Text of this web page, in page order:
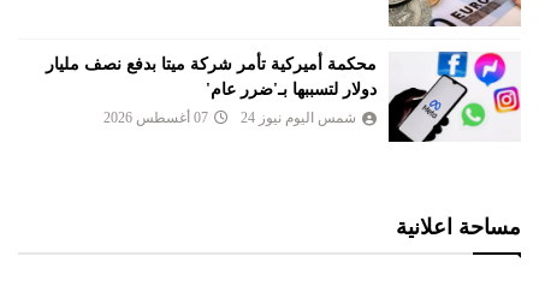
محكمة أميركية تأمر شركة ميتا بدفع نصف مليار
دولار لتسببها بـ'ضرر عام'
شمس اليوم نيوز 24 07 أغسطس 2026
مساحة اعلانية